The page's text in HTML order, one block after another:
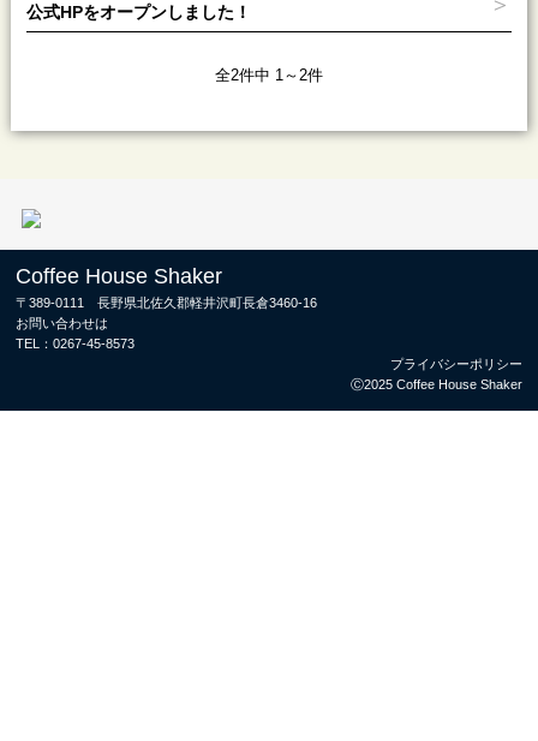
公式HPをオープンしました！
全2件中 1～2件
Coffee House Shaker
〒389-0111 長野県北佐久郡軽井沢町長倉3460-16
お問い合わせは
TEL：0267-45-8573
プライバシーポリシー
Ⓒ2025 Coffee House Shaker